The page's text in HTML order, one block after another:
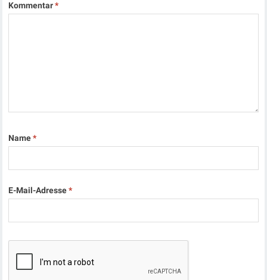
Kommentar*
Name*
E-Mail-Adresse*